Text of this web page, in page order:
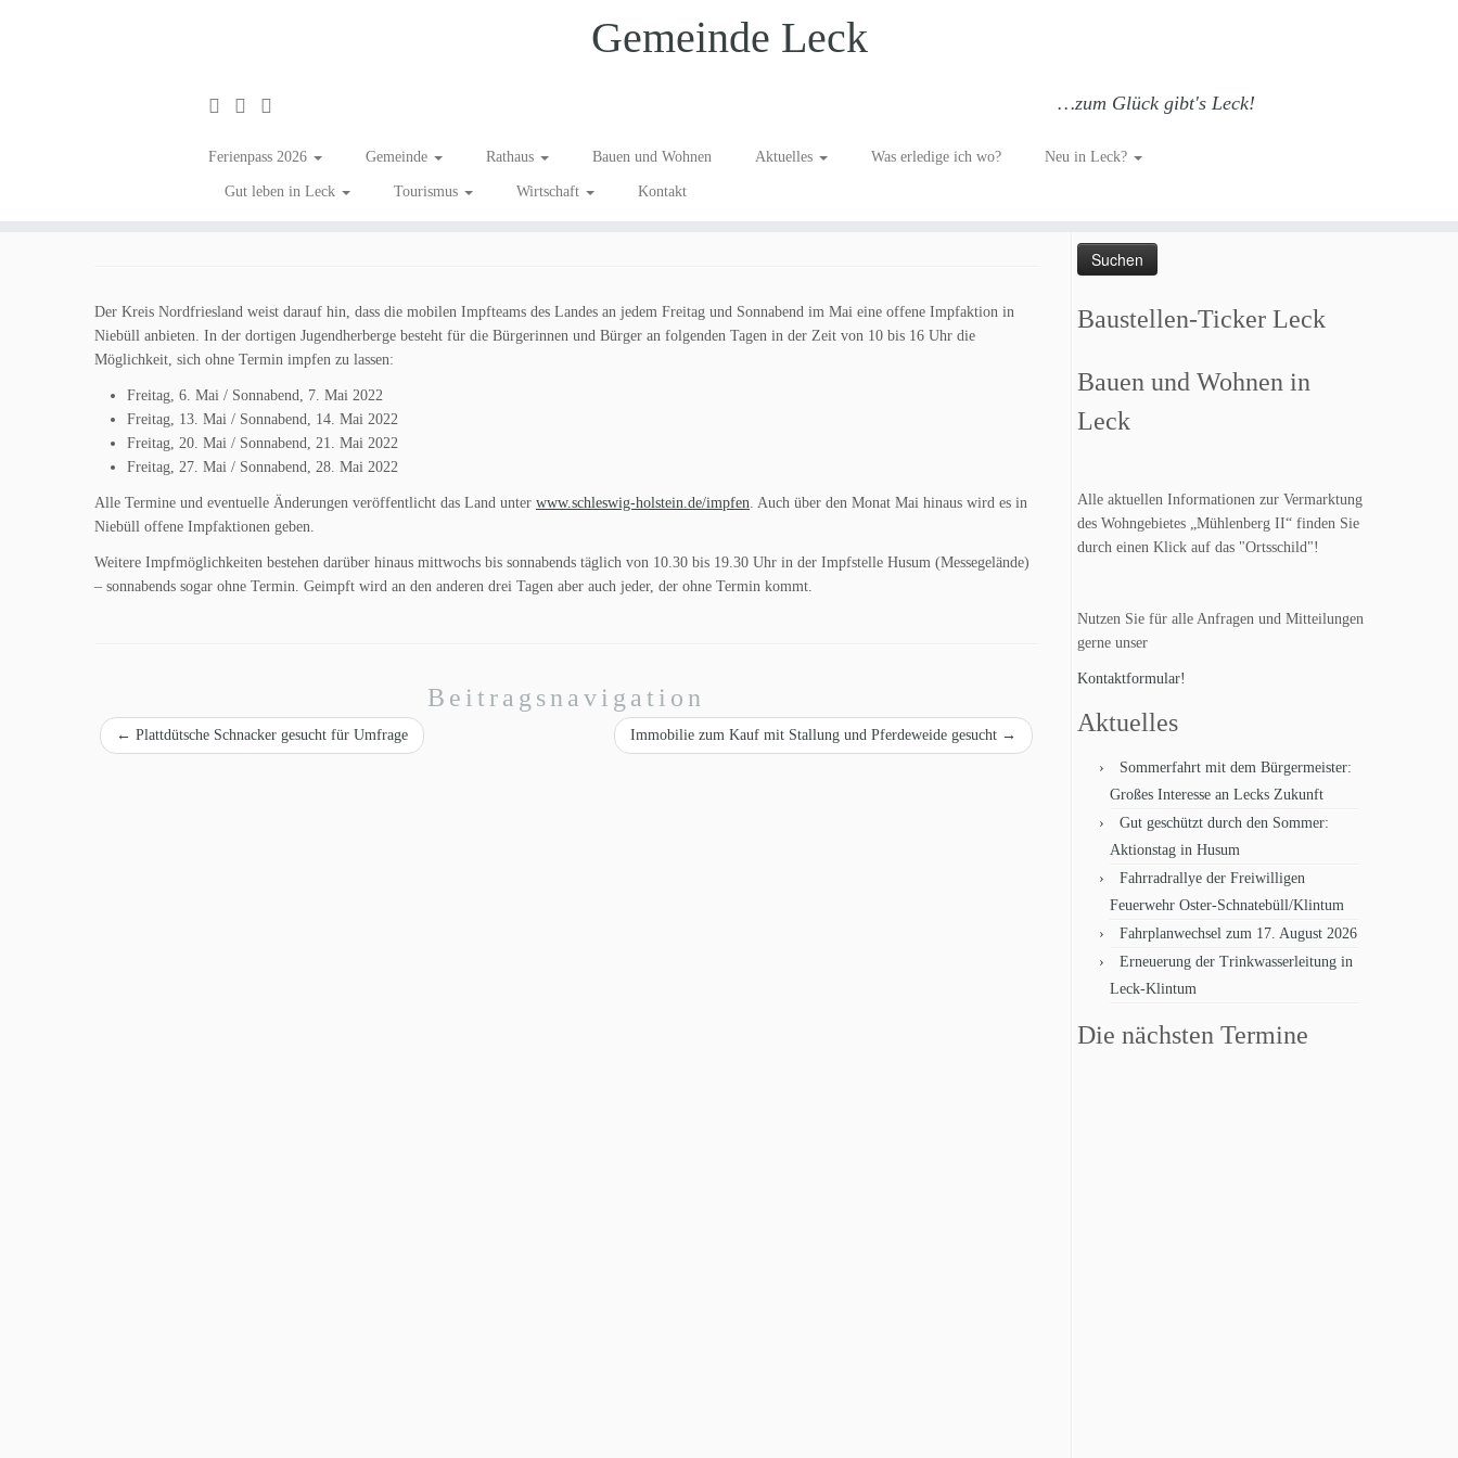
Gemeinde Leck
…zum Glück gibt's Leck!
Ferienpass 2026 Gemeinde Rathaus Bauen und Wohnen Aktuelles Was erledige ich wo? Neu in Leck?
Gut leben in Leck Tourismus Wirtschaft Kontakt
Offene Impfaktionen im Mai in Niebüll
Der Kreis Nordfriesland weist darauf hin, dass die mobilen Impfteams des Landes an jedem Freitag und Sonnabend im Mai eine offene Impfaktion in
Niebüll anbieten. In der dortigen Jugendherberge besteht für die Bürgerinnen und Bürger an folgenden Tagen in der Zeit von 10 bis 16 Uhr die
Möglichkeit, sich ohne Termin impfen zu lassen:
Freitag, 6. Mai / Sonnabend, 7. Mai 2022
Freitag, 13. Mai / Sonnabend, 14. Mai 2022
Freitag, 20. Mai / Sonnabend, 21. Mai 2022
Freitag, 27. Mai / Sonnabend, 28. Mai 2022
Alle Termine und eventuelle Änderungen veröffentlicht das Land unter www.schleswig-holstein.de/impfen. Auch über den Monat Mai hinaus wird es in
Niebüll offene Impfaktionen geben.
Weitere Impfmöglichkeiten bestehen darüber hinaus mittwochs bis sonnabends täglich von 10.30 bis 19.30 Uhr in der Impfstelle Husum (Messegelände)
– sonnabends sogar ohne Termin. Geimpft wird an den anderen drei Tagen aber auch jeder, der ohne Termin kommt.
Beitragsnavigation
← Plattdütsche Schnacker gesucht für Umfrage Immobilie zum Kauf mit Stallung und Pferdeweide gesucht →
Such dich GLÜCKlich…
Baustellen-Ticker Leck
Bauen und Wohnen in
Leck
Alle aktuellen Informationen zur Vermarktung
des Wohngebietes „Mühlenberg II“ finden Sie
durch einen Klick auf das "Ortsschild"!
Nutzen Sie für alle Anfragen und Mitteilungen
gerne unser
Kontaktformular!
Aktuelles
Sommerfahrt mit dem Bürgermeister:
Großes Interesse an Lecks Zukunft
Gut geschützt durch den Sommer:
Aktionstag in Husum
Fahrradrallye der Freiwilligen
Feuerwehr Oster-Schnatebüll/Klintum
Fahrplanwechsel zum 17. August 2026
Erneuerung der Trinkwasserleitung in
Leck-Klintum
Die nächsten Termine